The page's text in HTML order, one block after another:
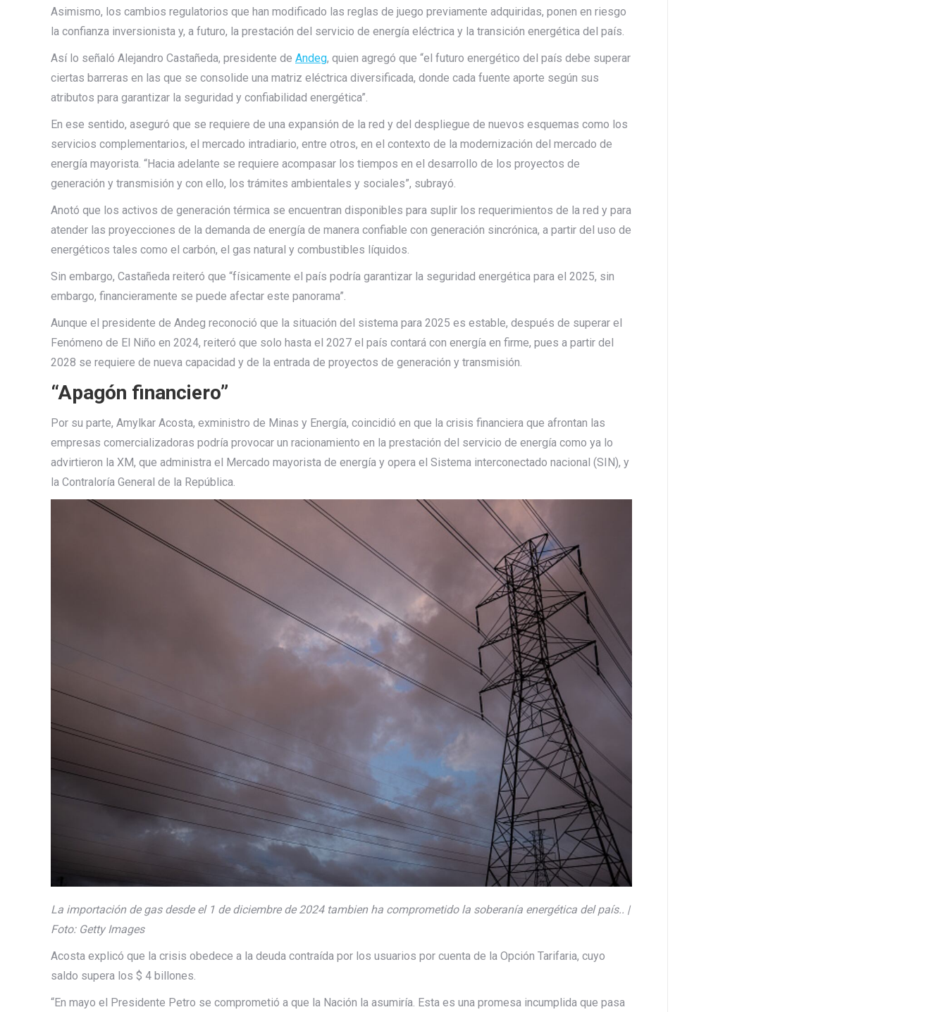
Asimismo, los cambios regulatorios que han modificado las reglas de juego previamente adquiridas, ponen en riesgo
la confianza inversionista y, a futuro, la prestación del servicio de energía eléctrica y la transición energética del país.
Así lo señaló Alejandro Castañeda, presidente de Andeg, quien agregó que “el futuro energético del país debe superar
ciertas barreras en las que se consolide una matriz eléctrica diversificada, donde cada fuente aporte según sus
atributos para garantizar la seguridad y confiabilidad energética”.
En ese sentido, aseguró que se requiere de una expansión de la red y del despliegue de nuevos esquemas como los
servicios complementarios, el mercado intradiario, entre otros, en el contexto de la modernización del mercado de
energía mayorista. “Hacia adelante se requiere acompasar los tiempos en el desarrollo de los proyectos de
generación y transmisión y con ello, los trámites ambientales y sociales”, subrayó.
Anotó que los activos de generación térmica se encuentran disponibles para suplir los requerimientos de la red y para
atender las proyecciones de la demanda de energía de manera confiable con generación sincrónica, a partir del uso de
energéticos tales como el carbón, el gas natural y combustibles líquidos.
Sin embargo, Castañeda reiteró que “físicamente el país podría garantizar la seguridad energética para el 2025, sin
embargo, financieramente se puede afectar este panorama”.
Aunque el presidente de Andeg reconoció que la situación del sistema para 2025 es estable, después de superar el
Fenómeno de El Niño en 2024, reiteró que solo hasta el 2027 el país contará con energía en firme, pues a partir del
2028 se requiere de nueva capacidad y de la entrada de proyectos de generación y transmisión.
“Apagón financiero”
Por su parte, Amylkar Acosta, exministro de Minas y Energía, coincidió en que la crisis financiera que afrontan las
empresas comercializadoras podría provocar un racionamiento en la prestación del servicio de energía como ya lo
advirtieron la XM, que administra el Mercado mayorista de energía y opera el Sistema interconectado nacional (SIN), y
la Contraloría General de la República.
La importación de gas desde el 1 de diciembre de 2024 tambien ha comprometido la soberanía energética del país.. |
Foto: Getty Images
Acosta explicó que la crisis obedece a la deuda contraída por los usuarios por cuenta de la Opción Tarifaria, cuyo
saldo supera los $ 4 billones.
“En mayo el Presidente Petro se comprometió a que la Nación la asumiría. Esta es una promesa incumplida que pasa